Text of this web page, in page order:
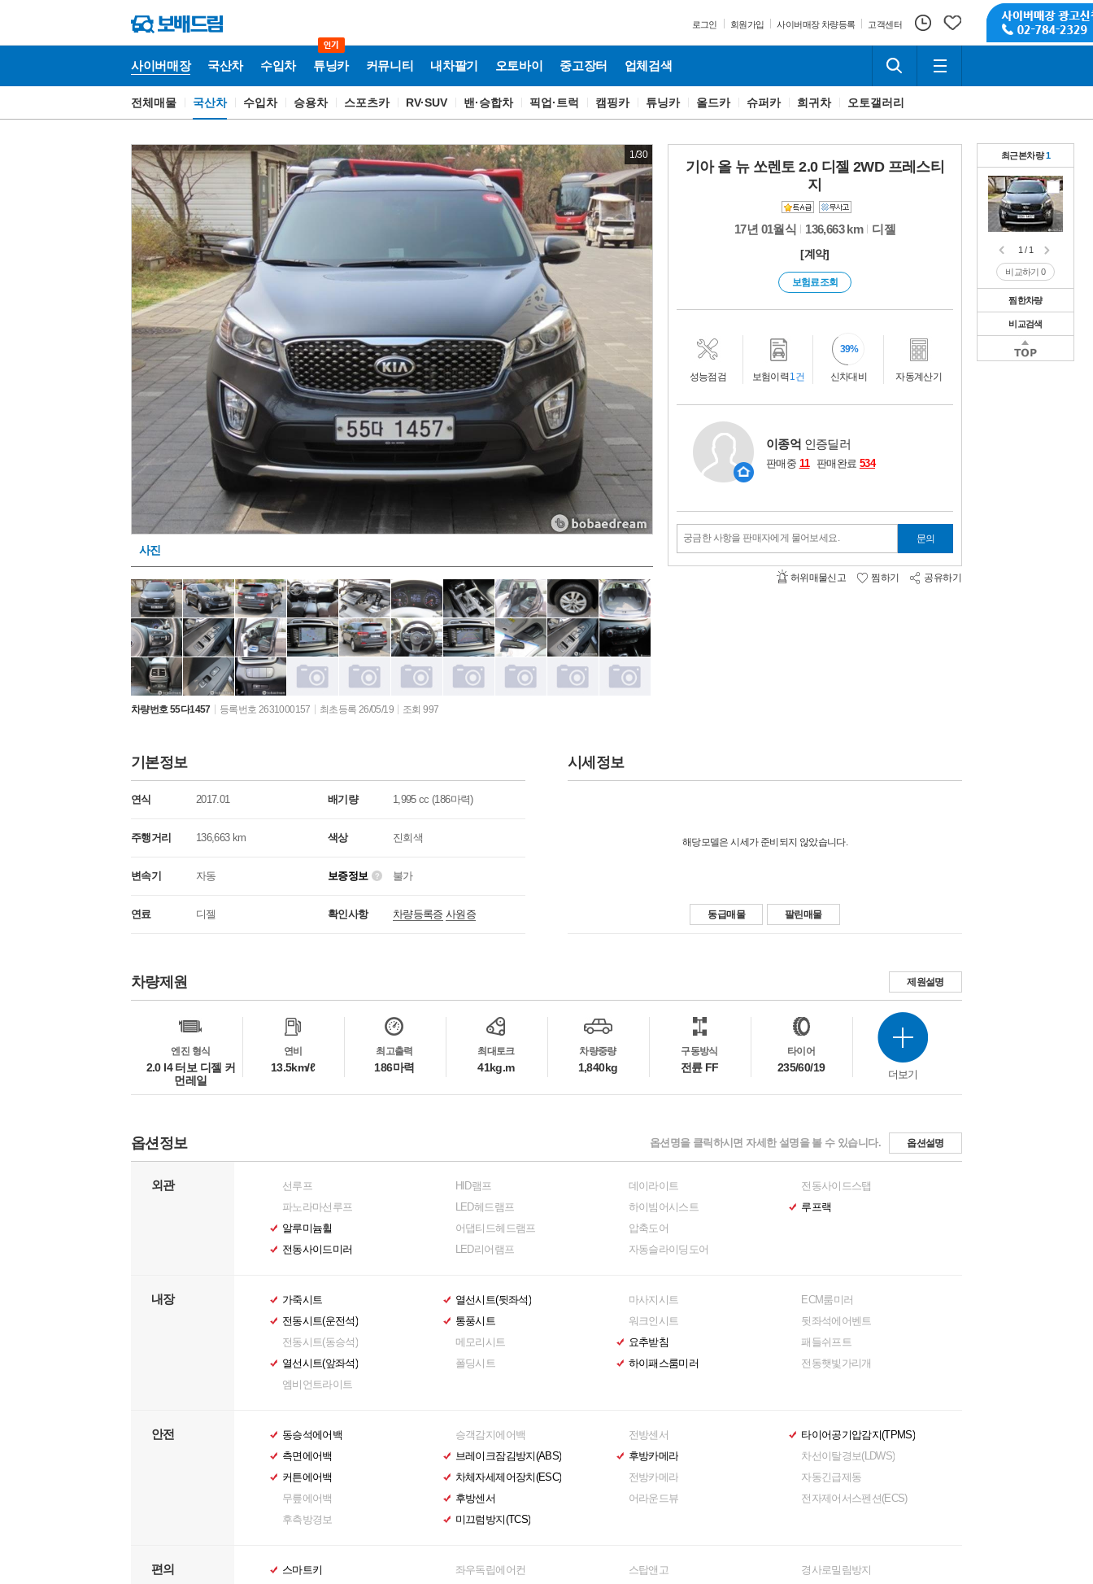
로그인 회원가입 사이버매장 차량등록 고객센터
사이버매장 국산차 수입차 튜닝카 커뮤니티 내차팔기 오토바이 중고장터 업체검색
사
전체매물 국산차 수입차 승용차 스포츠카 RV·SUV 밴·승합차 픽업·트럭 캠핑카 튜닝카 올드카 슈퍼카 희귀차 오토갤러리
1/30
사진
차량번호 55다1457 등록번호 2631000157 최초등록 26/05/19 조회 997
기아 올 뉴 쏘렌토 2.0 디젤 2WD 프레스티
지
17년 01월식 136,663 km 디젤
[계약]
보험료조회
성능점검 보험이력 1건
39
신차대비 자동계산기
이종억 인증딜러
판매중 11 판매완료 534
궁금한 사항을 판매자에게 물어보세요. 문의
허위매물신고 찜하기 공유하기
기본정보
연식 2017.01 배기량 1,995 cc (186마력)
주행거리 136,663 km 색상 진회색
변속기 자동 보증정보 불가
연료 디젤 확인사항 차량등록증 사원증
시세정보
해당모델은 시세가 준비되지 않았습니다.
동급매물 팔린매물
차량제원
제원설명
엔진 형식
2.0 I4 터보 디젤 커
먼레일
연비
13.5km/ℓ
최고출력
186마력
최대토크
41kg.m
차량중량
1,840kg
구동방식
전륜 FF
타이어
235/60/19
더보기
옵션정보 옵션명을 클릭하시면 자세한 설명을 볼 수 있습니다. 옵션설명
외관
선루프
파노라마선루프
알루미늄휠
전동사이드미러
HID램프
LED헤드램프
어댑티드헤드램프
LED리어램프
데이라이트
하이빔어시스트
압축도어
자동슬라이딩도어
전동사이드스탭
루프랙
내장
가죽시트
전동시트(운전석)
전동시트(동승석)
열선시트(앞좌석)
열선시트(뒷좌석)
통풍시트
메모리시트
폴딩시트
마사지시트
워크인시트
요추받침
하이패스룸미러
ECM룸미러
뒷좌석에어벤트
패들쉬프트
전동햇빛가리개
엠비언트라이트
안전
동승석에어백
측면에어백
커튼에어백
무릎에어백
승객감지에어백
브레이크잠김방지(ABS)
차체자세제어장치(ESC)
후방센서
전방센서
후방카메라
전방카메라
어라운드뷰
타이어공기압감지(TPMS)
차선이탈경보(LDWS)
자동긴급제동
전자제어서스펜션(ECS)
후측방경보
미끄럼방지(TCS)
편의
스마트키
좌우독립에어컨
스탑앤고
경사로밀림방지
최근본차량1
1 / 1
비교하기0
찜한차량
1 / 1
비교하기
비교검색
1 / 1